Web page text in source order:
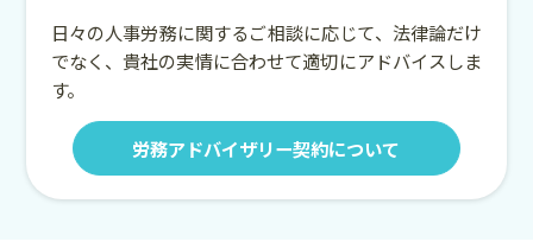
日々の人事労務に関するご相談に応じて、法律論だけ
でなく、貴社の実情に合わせて適切にアドバイスしま
す。
労務アドバイザリー契約について